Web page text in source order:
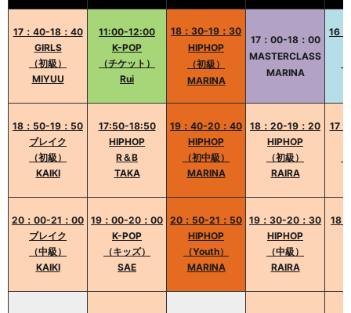
17：40-18：40
GIRLS
（初級）
MIYUU
11:00-12:00
K-POP
（チケット）
Rui
18：30-19：30
HIPHOP
（初級）
MARINA
17：00-18：00
MASTERCLASS
MARINA
16
18：50-19：50
ブレイク
（初級）
KAIKI
17:50-18:50
HIPHOP
R＆B
TAKA
19：40-20：40
HIPHOP
（初中級）
MARINA
18：20-19：20
HIPHOP
（初級）
RAIRA
17
20：00-21：00
ブレイク
（中級）
KAIKI
19：00-20：00
K-POP
（キッズ）
SAE
20：50-21：50
HIPHOP
（Youth）
MARINA
19：30-20：30
HIPHOP
（中級）
RAIRA
18